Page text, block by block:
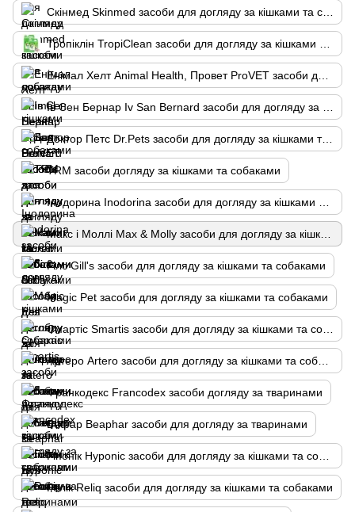
Доктор Петс Dr.Pets засоби для догляду за кішками та собаками
TRM засоби догляду за кішками та собаками
Гілс Gill's засоби для догляду за кішками та собаками
Magic Pet засоби для догляду за кішками та собаками
Франкодекс Francodex засоби догляду за тваринами
Бефар Beaphar засоби для догляду за тваринами
Релік Reliq засоби для догляду за кішками та собаками